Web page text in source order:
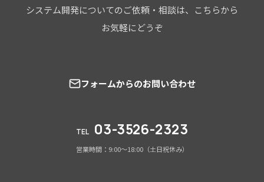
システム開発についてのご依頼・相談は、こちらから
お気軽にどうぞ
フォームからのお問い合わせ
TEL 03-3526-2323
営業時間：9:00～18:00（土日祝休み）